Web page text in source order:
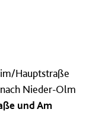
Hauptstraße
Nieder-Olm
und Am